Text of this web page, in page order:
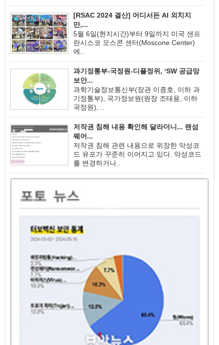
[RSAC 2024 결산] 어디서든 AI 외치지
만,...
5월 6일(현지시간)부터 9일까지 미국 샌프
란시스코 모스콘 센터(Moscone Center)
에..
과기정통부-국정원-디플정위, ‘SW 공급망
보안...
과학기술정보통신부(장관 이종호, 이하 과
기정통부), 국가정보원(원장 조태용, 이하
국정원), ..
저작권 침해 내용 확인해 달라더니... 랜섬
웨어...
저작권 침해 관련 내용으로 위장한 악성코
드 유포가 꾸준히 이어지고 있다. 악성코드
를 변경하거나..